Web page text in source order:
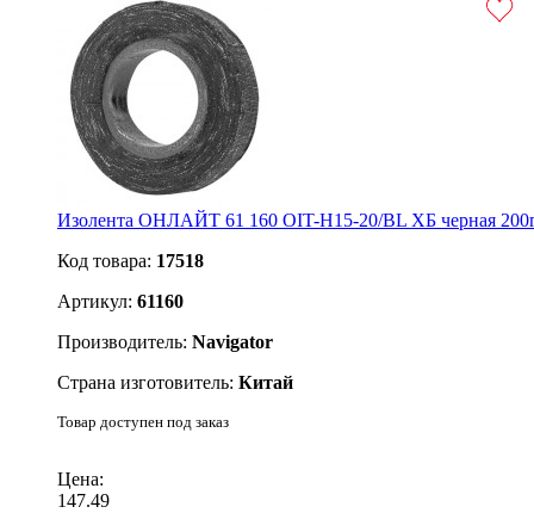
Изолента ОНЛАЙТ 61 160 OIT-H15-20/BL ХБ черная
Код товара: 17518
Артикул: 61160
Производитель: Navigator
Страна изготовитель: Китай
Товар доступен под заказ
Цена:
147.49